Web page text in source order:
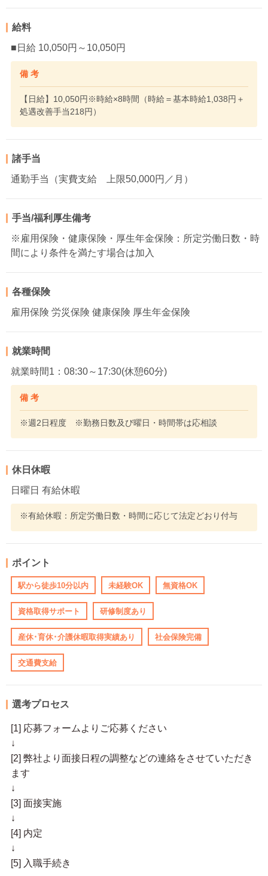
給料
■日給 10,050円～10,050円
備 考
【日給】10,050円※時給×8時間（時給＝基本時給1,038円＋
処遇改善手当218円）
諸手当
通勤手当（実費支給 上限50,000円／月）
手当/福利厚生備考
※雇用保険・健康保険・厚生年金保険：所定労働日数・時
間により条件を満たす場合は加入
各種保険
雇用保険 労災保険 健康保険 厚生年金保険
就業時間
就業時間1：08:30～17:30(休憩60分)
備 考
※週2日程度 ※勤務日数及び曜日・時間帯は応相談
休日休暇
日曜日 有給休暇
※有給休暇：所定労働日数・時間に応じて法定どおり付与
ポイント
駅から徒歩10分以内 未経験OK 無資格OK
資格取得サポート 研修制度あり
産休･育休･介護休暇取得実績あり 社会保険完備
交通費支給
選考プロセス
[1] 応募フォームよりご応募ください
↓
[2] 弊社より面接日程の調整などの連絡をさせていただき
ます
↓
[3] 面接実施
↓
[4] 内定
↓
[5] 入職手続き